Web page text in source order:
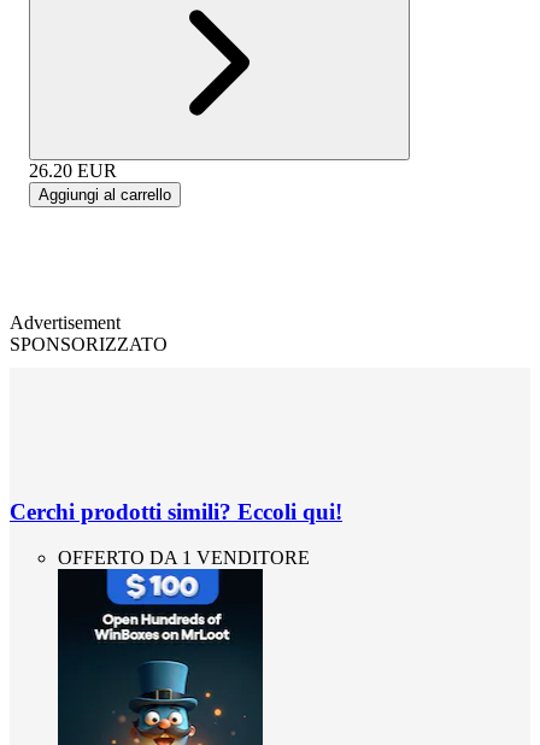
26.20 EUR
Aggiungi al carrello
Advertisement
SPONSORIZZATO
Cerchi prodotti simili? Eccoli qui!
OFFERTO DA 1 VENDITORE